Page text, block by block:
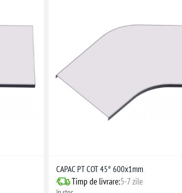
CAPAC PT COT 45° 600x1mm
Timp de livrare:5-7 zile